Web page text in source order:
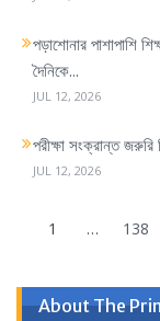
পড়াশোনার পাশাপাশি
দৈনিকে...
JUL 12, 2026
পরীক্ষা সংক্রান্ত জরুরি
JUL 12, 2026
1 … 138
About The